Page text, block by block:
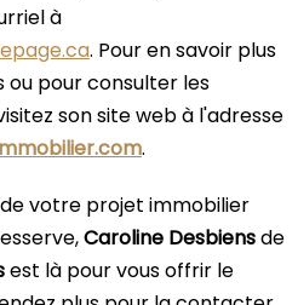
à
. Pour en savoir plus
ou pour consulter les
son site web à l'adresse
.
votre projet immobilier
Caroline Desbiensde
est là pour vous offrir le